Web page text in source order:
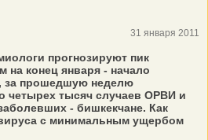
31 января 2011
прогнозируют пик
на конец января - начало
за прошедшую неделю
четырех тысяч случаев ОРВИ и
- бишкекчане. Как
с минимальным ущербом